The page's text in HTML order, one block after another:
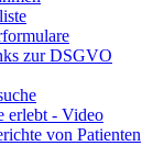
zur DSGVO
erlebt - Video
von Patienten